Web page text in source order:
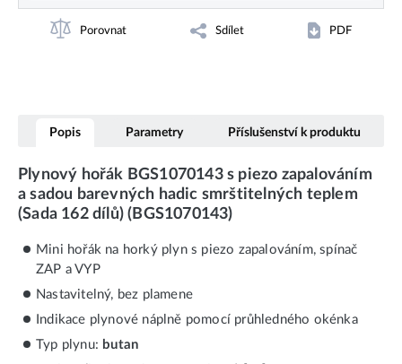
Porovnat Sdílet PDF
Popis Parametry Příslušenství k produktu
Plynový hořák BGS1070143 s piezo zapalováním
a sadou barevných hadic smrštitelných teplem
(Sada 162 dílů) (BGS1070143)
Mini hořák na horký plyn s piezo zapalováním, spínač
ZAP a VYP
Nastavitelný, bez plamene
Indikace plynové náplně pomocí průhledného okénka
Typ plynu: butan